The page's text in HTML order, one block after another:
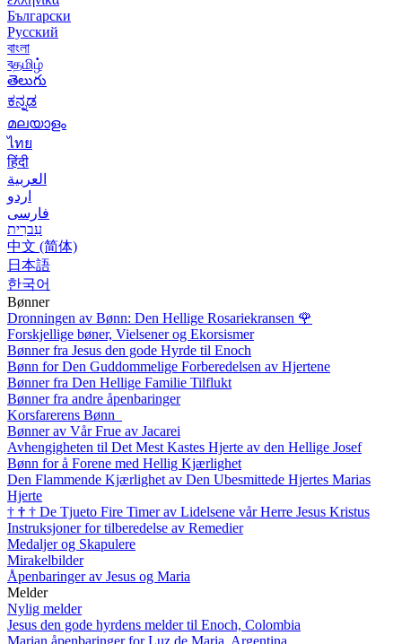
Български
Русский
বাংলা
বதமிழ்
తెలుగు
ಕನ್ನಡ
മലയാളം
ไทย
हिंदी
العربية
اردو
فارسی
עִברִית
中文 (简体)
日本語
한국어
Bønner
Dronningen av Bønn: Den Hellige Rosariekransen 🌹
Forskjellige bøner, Vielsener og Ekorsismer
Bønner fra Jesus den gode Hyrde til Enoch
Bønn for Den Guddommelige Forberedelsen av Hjertene
Bønner fra Den Hellige Familie Tilflukt
Bønner fra andre åpenbaringer
Korsfarerens Bønn
Bønner av Vår Frue av Jacarei
Avhengigheten til Det Mest Kastes Hjerte av den Hellige Josef
Bønn for å Forene med Hellig Kjærlighet
Den Flammende Kjærlighet av Den Ubesmittede Hjertes Marias
Hjerte
† † † De Tjueto Fire Timer av Lidelsene vår Herre Jesus Kristus
Instruksjoner for tilberedelse av Remedier
Medaljer og Skapulere
Mirakelbilder
Åpenbaringer av Jesus og Maria
Melder
Nylig melder
Jesus den gode hyrdens melder til Enoch, Colombia
Marian åpenbaringer for Luz de Maria, Argentina